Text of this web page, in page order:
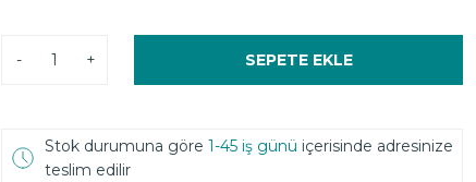
- + SEPETE EKLE
Stok durumuna göre 1-45 iş günü içerisinde adresinize
teslim edilir